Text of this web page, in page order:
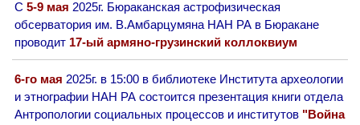
С 5-9 мая 2025г. Бюраканская астрофизическая
обсерватория им. В.Амбарцумяна НАН РА в Бюракане
проводит 17-ый армяно-грузинский коллоквиум
6-го мая 2025г. в 15:00 в библиотеке Института археологии
и этнографии НАН РА состоится презентация книги отдела
Антропологии социальных процессов и институтов "Война